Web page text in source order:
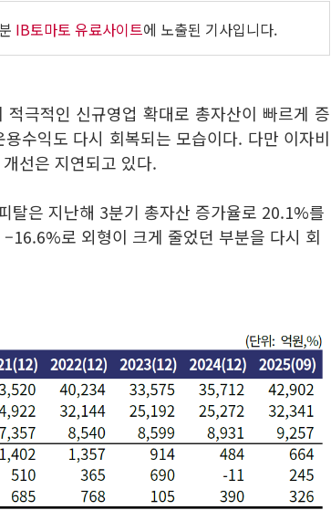
IB토마토 유료사이트에 노출된 기사입니다.
극적인 신규영업 확대로 총자산이 빠르게 증
수익도 다시 회복되는 모습이다. 다만 이자비
선은 지연되고 있다.
탈은 지난해 3분기 총자산 증가율로 20.1%를
로 외형이 크게 줄었던 부분을 다시 회